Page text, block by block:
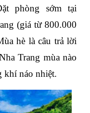
phòng sớm tại
(giá từ 800.000
hè là câu trả lời
Trang mùa nào
khí náo nhiệt.